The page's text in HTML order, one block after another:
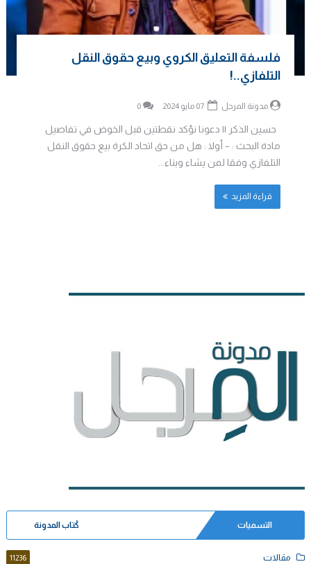
فلسفة التعليق الكروي وبيع حقوق النقل
التلفازي..!
مدونة المرجل 0
حسين الذكر || دعونا نؤكد نقطتين قبل الخوض في تفاصيل
مادة البحث : – أولا : هل من حق اتحاد الكرة بيع حقوق النقل
التلفازي وفقا لمن يشاء وبناء...
قراءة المزيد
التسميات كُتاب المدونة
مقالات 11236